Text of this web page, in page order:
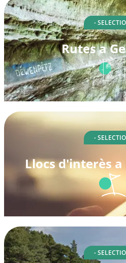
-
Rutes a
-
Llocs d'interès
-